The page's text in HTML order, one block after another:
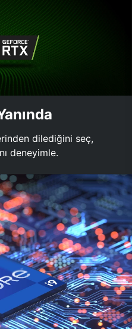
dilediğini seç,
deneyimle.